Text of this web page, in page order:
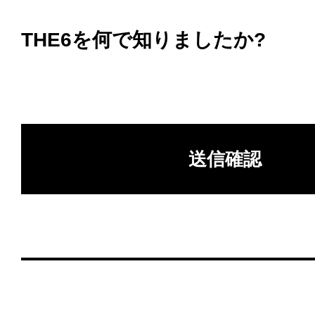
THE6を何で知りましたか?
送信確認